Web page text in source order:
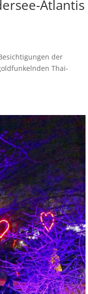
Atlantis
der
Thai-